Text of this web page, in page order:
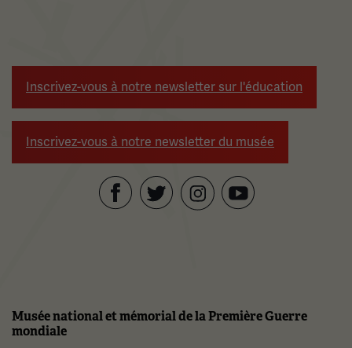
Inscrivez-vous à notre newsletter sur l'éducation
Inscrivez-vous à notre newsletter du musée
Musée national et mémorial de la Première Guerre
mondiale